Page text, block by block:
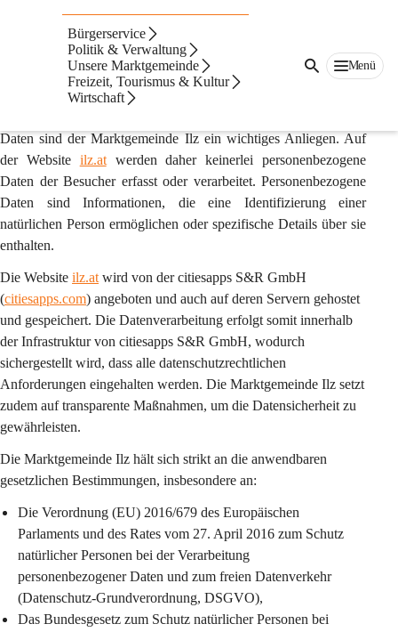
Bürgerservice
Politik & Verwaltung
Unsere Marktgemeinde
Freizeit, Tourismus & Kultur
Wirtschaft
Menü
Datenschutz
1. Präambel
Daten sind der Marktgemeinde Ilz ein wichtiges Anliegen. Auf
der Website ilz.at werden daher keinerlei personenbezogene
Daten der Besucher erfasst oder verarbeitet. Personenbezogene
Daten sind Informationen, die eine Identifizierung einer
natürlichen Person ermöglichen oder spezifische Details über sie
enthalten.
Die Website ilz.at wird von der citiesapps S&R GmbH
(citiesapps.com) angeboten und auch auf deren Servern gehostet
und gespeichert. Die Datenverarbeitung erfolgt somit innerhalb
der Infrastruktur von citiesapps S&R GmbH, wodurch
sichergestellt wird, dass alle datenschutzrechtlichen
Anforderungen eingehalten werden. Die Marktgemeinde Ilz setzt
zudem auf transparente Maßnahmen, um die Datensicherheit zu
gewährleisten.
Die Marktgemeinde Ilz hält sich strikt an die anwendbaren
gesetzlichen Bestimmungen, insbesondere an:
Die Verordnung (EU) 2016/679 des Europäischen
Parlaments und des Rates vom 27. April 2016 zum Schutz
natürlicher Personen bei der Verarbeitung
personenbezogener Daten und zum freien Datenverkehr
(Datenschutz-Grundverordnung, DSGVO),
Das Bundesgesetz zum Schutz natürlicher Personen bei